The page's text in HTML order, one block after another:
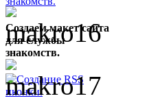
Создаем макет сайта
для службы
знакомств.